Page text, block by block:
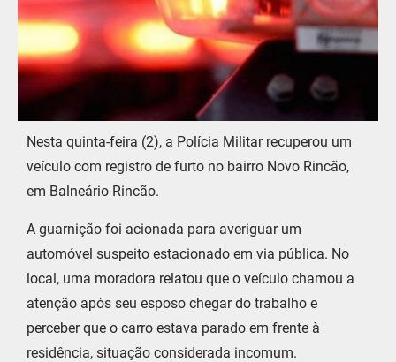
Nesta quinta-feira (2), a Polícia Militar recuperou um
veículo com registro de furto no bairro Novo Rincão,
em Balneário Rincão.
A guarnição foi acionada para averiguar um
automóvel suspeito estacionado em via pública. No
local, uma moradora relatou que o veículo chamou a
atenção após seu esposo chegar do trabalho e
perceber que o carro estava parado em frente à
residência, situação considerada incomum.